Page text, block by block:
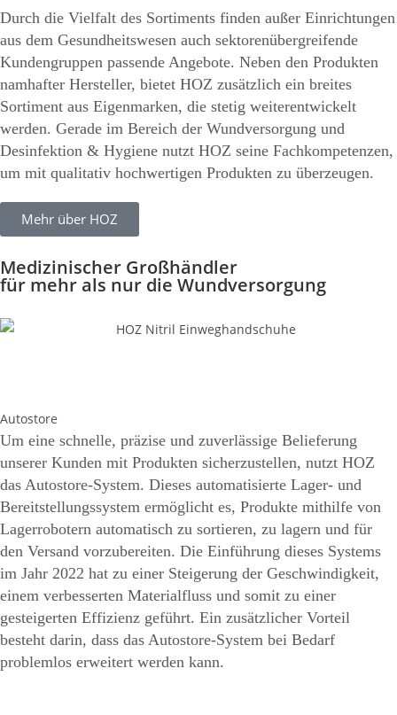
Durch die Vielfalt des Sortiments finden außer Einrichtungen
aus dem Gesundheitswesen auch sektorenübergreifende
Kundengruppen passende Angebote. Neben den Produkten
namhafter Hersteller, bietet HOZ zusätzlich ein breites
Sortiment aus Eigenmarken, die stetig weiterentwickelt
werden. Gerade im Bereich der Wundversorgung und
Desinfektion & Hygiene nutzt HOZ seine Fachkompetenzen,
um mit qualitativ hochwertigen Produkten zu überzeugen.
Mehr über HOZ
Medizinischer Großhändler
für mehr als nur die Wundversorgung
Autostore
Um eine schnelle, präzise und zuverlässige Belieferung
unserer Kunden mit Produkten sicherzustellen, nutzt HOZ
das Autostore-System. Dieses automatisierte Lager- und
Bereitstellungssystem ermöglicht es, Produkte mithilfe von
Lagerrobotern automatisch zu sortieren, zu lagern und für
den Versand vorzubereiten. Die Einführung dieses Systems
im Jahr 2022 hat zu einer Steigerung der Geschwindigkeit,
einem verbesserten Materialfluss und somit zu einer
gesteigerten Effizienz geführt. Ein zusätzlicher Vorteil
besteht darin, dass das Autostore-System bei Bedarf
problemlos erweitert werden kann.